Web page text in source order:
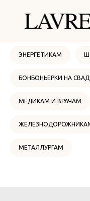
ОНЛАЙН МАГАЗИН
ЭНЕРГЕТИКАМ
БОНБОНЬЕРКИ НА
МЕДИКАМ И ВРАЧАМ
МЕТАЛЛУРГАМ